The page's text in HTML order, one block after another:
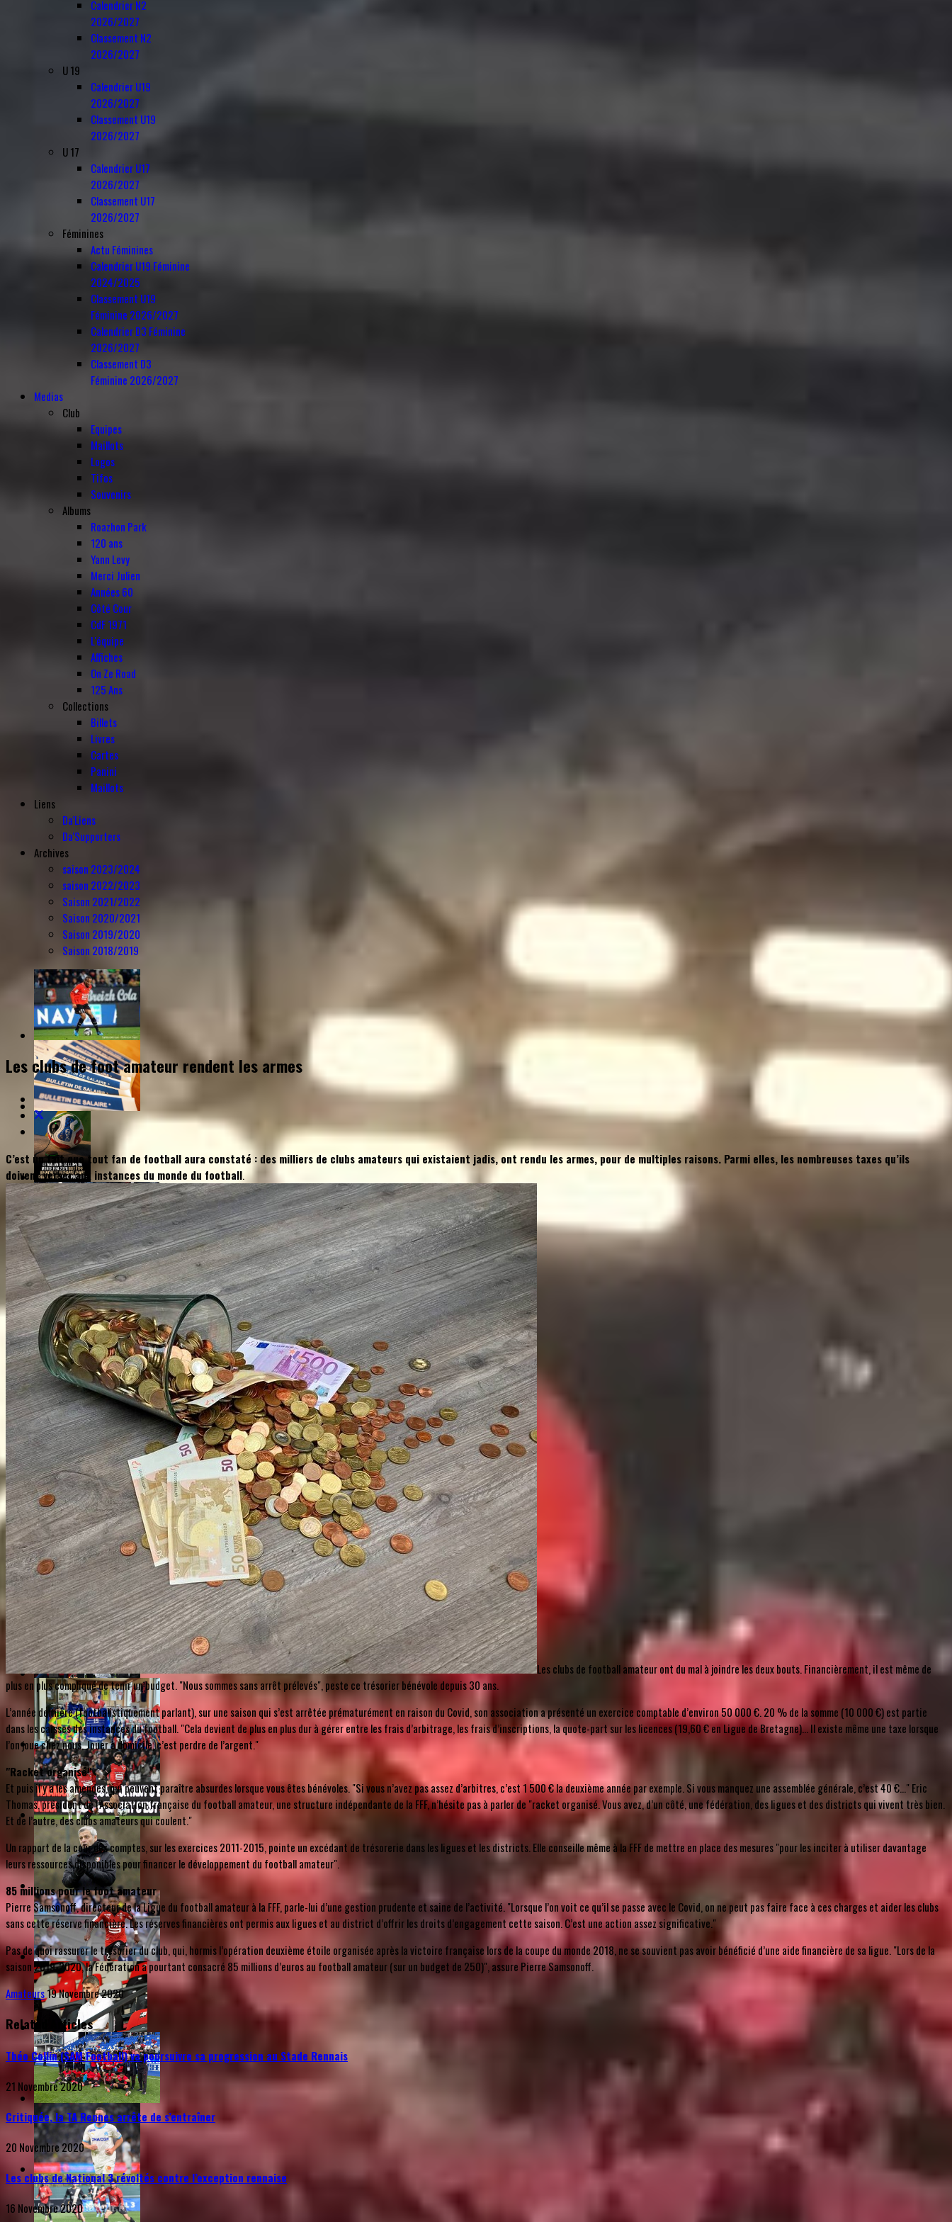
Calendrier N2
2026/2027
Classement N2
2026/2027
U 19
Calendrier U19
2026/2027
Classement U19
2026/2027
U 17
Calendrier U17
2026/2027
Classement U17
2026/2027
Féminines
Actu Féminines
Calendrier U19 Féminine
2024/2025
Classement U19
Féminine 2026/2027
Calendrier D3 Féminine
2026/2027
Classement D3
Féminine 2026/2027
Medias
Club
Equipes
Maillots
Logos
Tifos
Souvenirs
Albums
Roazhon Park
120 ans
Yann Levy
Merci Julien
Années 60
Côté Cour
CdF 1971
L'équipe
Affiches
On Ze Road
125 Ans
Collections
Billets
Livres
Cartes
Panini
Maillots
Liens
Da'Liens
Da'Supporters
Archives
saison 2023/2024
saison 2022/2023
Saison 2021/2022
Saison 2020/2021
Saison 2019/2020
Saison 2018/2019
Les clubs de foot amateur rendent les armes
C’est un fait que tout fan de football aura constaté : des milliers de clubs amateurs qui existaient jadis, ont rendu les armes, pour de multiples raisons. Parmi elles, les nombreuses taxes qu’ils
doivent verser aux instances du monde du football.
Les clubs de football amateur ont du mal à joindre les deux bouts. Financièrement, il est même de
plus en plus compliqué de tenir un budget. "Nous sommes sans arrêt prélevés", peste ce trésorier bénévole depuis 30 ans.
L’année dernière (footbalistiquement parlant), sur une saison qui s’est arrêtée prématurément en raison du Covid, son association a présenté un exercice comptable d’environ 50 000 €. 20 % de la somme (10 000 €) est partie
dans les caisses des instances du football. "Cela devient de plus en plus dur à gérer entre les frais d’arbitrage, les frais d’inscriptions, la quote-part sur les licences (19,60 € en Ligue de Bretagne)… Il existe même une taxe lorsque
l’on joue chez nous. Jouer à domicile, c’est perdre de l’argent."
"Racket organisé"
Et puis il y a les amendes, qui peuvent paraître absurdes lorsque vous êtes bénévoles. "Si vous n’avez pas assez d’arbitres, c’est 1 500 € la deuxième année par exemple. Si vous manquez une assemblée générale, c’est 40 €…" Eric
Thomas, président de l’Association française du football amateur, une structure indépendante de la FFF, n’hésite pas à parler de "racket organisé. Vous avez, d’un côté, une fédération, des ligues et des districts qui vivent très bien.
Et de l’autre, des clubs amateurs qui coulent."
Un rapport de la cour des comptes, sur les exercices 2011-2015, pointe un excédant de trésorerie dans les ligues et les districts. Elle conseille même à la FFF de mettre en place des mesures "pour les inciter à utiliser davantage
leurs ressources disponibles pour financer le développement du football amateur".
85 millions pour le foot amateur
Pierre Samsonoff, directeur de la Ligue du football amateur à la FFF, parle-lui d’une gestion prudente et saine de l’activité. "Lorsque l’on voit ce qu’il se passe avec le Covid, on ne peut pas faire face à ces charges et aider les clubs
sans cette réserve financière. Les réserves financières ont permis aux ligues et au district d’offrir les droits d’engagement cette saison. C’est une action assez significative."
Pas de quoi rassurer le trésorier du club, qui, hormis l’opération deuxième étoile organisée après la victoire française lors de la coupe du monde 2018, ne se souvient pas avoir bénéficié d’une aide financière de sa ligue. "Lors de la
saison 2019-2020, la Fédération a pourtant consacré 85 millions d’euros au football amateur (sur un budget de 250)", assure Pierre Samsonoff.
Amateurs19 Novembre 2020
Related Articles
Théo Collin (SAM Football) va poursuivre sa progression au Stade Rennais
21 Novembre 2020
Critiquée, la TA Rennes arrête de s’entraîner
20 Novembre 2020
Les clubs de National 3 révoltés contre l’exception rennaise
16 Novembre 2020